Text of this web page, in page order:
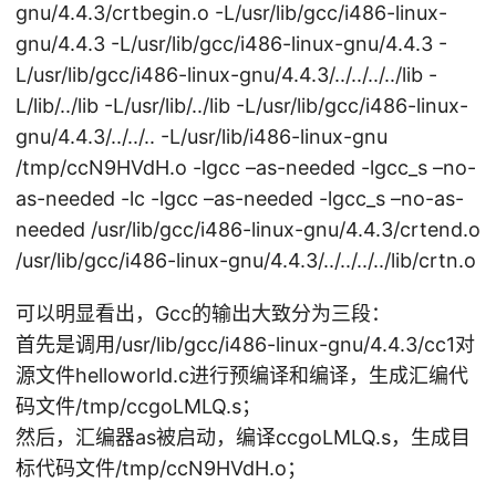
gnu/4.4.3/crtbegin.o -L/usr/lib/gcc/i486-linux-
gnu/4.4.3 -L/usr/lib/gcc/i486-linux-gnu/4.4.3 -
L/usr/lib/gcc/i486-linux-gnu/4.4.3/../../../../lib -
L/lib/../lib -L/usr/lib/../lib -L/usr/lib/gcc/i486-linux-
gnu/4.4.3/../../.. -L/usr/lib/i486-linux-gnu
/tmp/ccN9HVdH.o -lgcc –as-needed -lgcc_s –no-
as-needed -lc -lgcc –as-needed -lgcc_s –no-as-
needed /usr/lib/gcc/i486-linux-gnu/4.4.3/crtend.o
/usr/lib/gcc/i486-linux-gnu/4.4.3/../../../../lib/crtn.o
可以明显看出，Gcc的输出大致分为三段：
首先是调用/usr/lib/gcc/i486-linux-gnu/4.4.3/cc1对
源文件helloworld.c进行预编译和编译，生成汇编代
码文件/tmp/ccgoLMLQ.s；
然后，汇编器as被启动，编译ccgoLMLQ.s，生成目
标代码文件/tmp/ccN9HVdH.o；